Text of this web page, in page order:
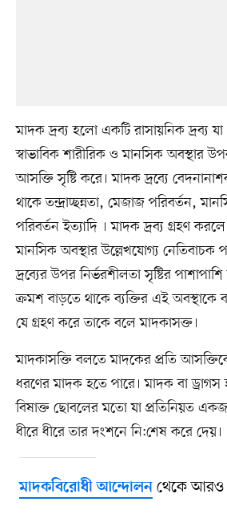
মাদক দ্রব্য হলো একটি রাসায়নিক দ্রব্য যা
স্বাভাবিক শারীরিক ও মানসিক অবস্থার
আসক্তি সৃষ্টি করে। মাদক দ্রব্যে
থাকে তন্দ্রাচ্ছন্নতা, মেজাজ পরিবর্তন,
পরিবর্তন ইত্যাদি । মাদক দ্রব্য গ্রহণ
মানসিক অবস্থার উল্লেখযোগ্য নেতিবাচক
দ্রব্যের উপর নির্ভরশীলতা সৃষ্টির পাশাপাশি
ক্রমশ বাড়তে থাকে ব্যক্তির এই অবস্থাকে
যে গ্রহণ করে তাকে বলে মাদকাসক্ত।
মাদকাসক্তি বলতে মাদকের প্রতি
ধরণের মাদক হতে পারে। মাদক বা
বিষাক্ত ছোবলের মতো যা প্রতিনিয়ত
ধীরে ধীরে তার দংশনে নি:শেষ করে দেয়।
মাদকবিরোধী আন্দোলনথেকে